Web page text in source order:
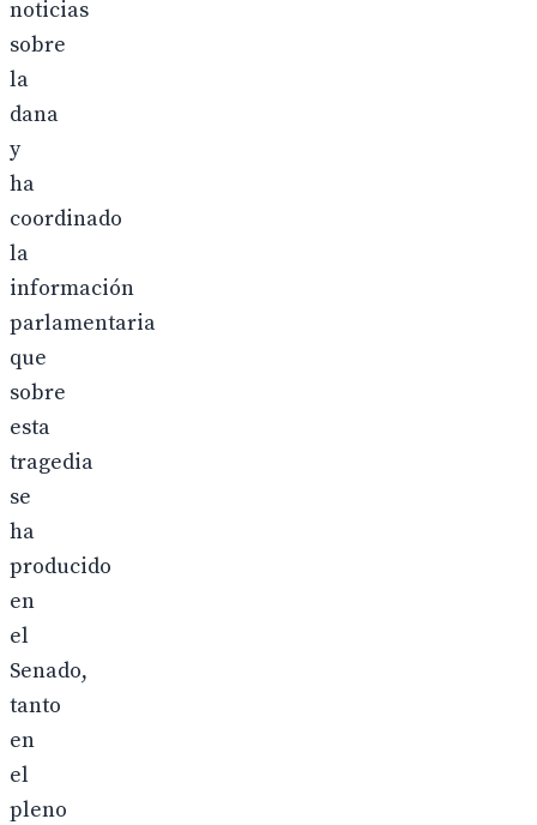
noticias
sobre
la
dana
y
ha
coordinado
la
información
parlamentaria
que
sobre
esta
tragedia
se
ha
producido
en
el
Senado,
tanto
en
el
pleno